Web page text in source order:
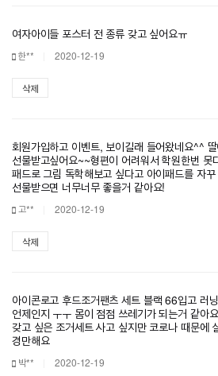
여자아이들 포스터 전 종류 갖고 싶어요ㅠ
한** 2020-12-19
삭제
회원가입하고 이벤트, 보이길래 들어왔네요^^
선물받고싶어요~~형편이 어려워서 학원한번 못
패드로 그림 독학해보고 싶다고 아이패드를 자
선물받으면 너무너무 좋을거 같아요!
고** 2020-12-19
삭제
아이콘로고 후드조거팬츠 세트 블랙 66입고 러
언제인지 ㅜㅜ 몸이 점점 쓰레기가 되는거 같아
갖고 싶은 조거세트 사고 싶지만 코로나 때문에
경만해요
박** 2020-12-19